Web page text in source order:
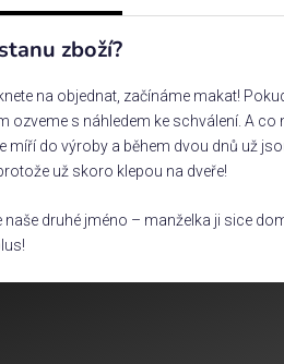
zboží?
na objednat, začínáme makat!
ozveme s náhledem ke schválení. A co
míří do výroby a během dvou dnů už
už skoro klepou na dveře!
naše druhé jméno – manželka ji sice